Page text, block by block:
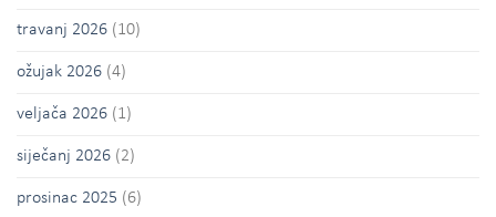
travanj 2026 (10)
ožujak 2026 (4)
veljača 2026 (1)
siječanj 2026 (2)
prosinac 2025 (6)